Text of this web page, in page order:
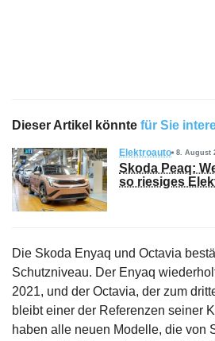
Dieser Artikel könnte für Sie
Elektroauto 8. August
Skoda Peaq:
so riesiges
Die Skoda Enyaq und Octavia
Schutzniveau. Der Enyaq
2021, und der Octavia, der zum
bleibt einer der Referenzen seiner
haben alle neuen Modelle, die von